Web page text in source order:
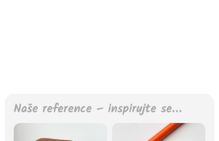
Naše reference – inspirujte se…